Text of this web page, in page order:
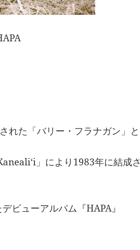
れた「バリー・フラナガン」と
」により1983年に結成さ
ビューアルバム『HAPA』